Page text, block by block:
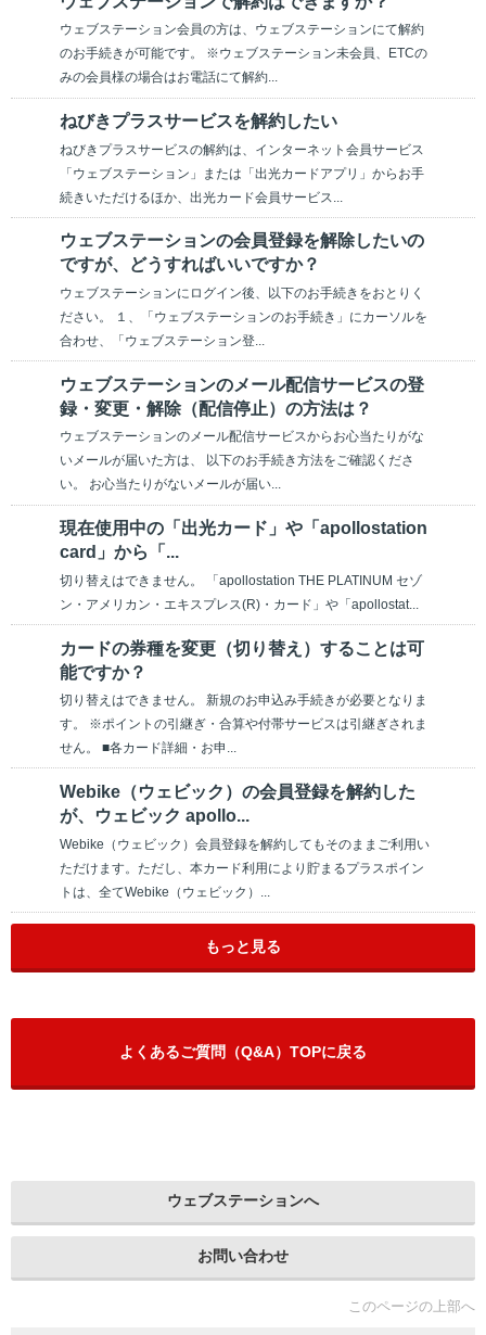
ウェブステーション会員の方は、ウェブステーションにて解約
のお手続きが可能です。 ※ウェブステーション未会員、ETCの
みの会員様の場合はお電話にて解約...
ねびきプラスサービスを解約したい
ねびきプラスサービスの解約は、インターネット会員サービス
「ウェブステーション」または「出光カードアプリ」からお手
続きいただけるほか、出光カード会員サービス...
ウェブステーションの会員登録を解除したいの
ですが、どうすればいいですか？
ウェブステーションにログイン後、以下のお手続きをおとりく
ださい。 １、「ウェブステーションのお手続き」にカーソルを
合わせ、「ウェブステーション登...
ウェブステーションのメール配信サービスの登
録・変更・解除（配信停止）の方法は？
ウェブステーションのメール配信サービスからお心当たりがな
いメールが届いた方は、 以下のお手続き方法をご確認くださ
い。 お心当たりがないメールが届い...
現在使用中の「出光カード」や「apollostation
card」から「...
切り替えはできません。 「apollostation THE PLATINUM セゾ
ン・アメリカン・エキスプレス(R)・カード」や「apollostat...
カードの券種を変更（切り替え）することは可
能ですか？
切り替えはできません。 新規のお申込み手続きが必要となりま
す。 ※ポイントの引継ぎ・合算や付帯サービスは引継ぎされま
せん。 ■各カード詳細・お申...
Webike（ウェビック）の会員登録を解約した
が、ウェビック apollo...
Webike（ウェビック）会員登録を解約してもそのままご利用い
ただけます。ただし、本カード利用により貯まるプラスポイン
トは、全てWebike（ウェビック）...
もっと見る
よくあるご質問（Q&A）TOPに戻る
ウェブステーションへ
お問い合わせ
このページの上部へ